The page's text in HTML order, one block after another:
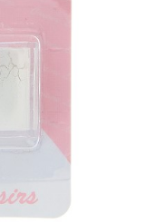
OUTLET